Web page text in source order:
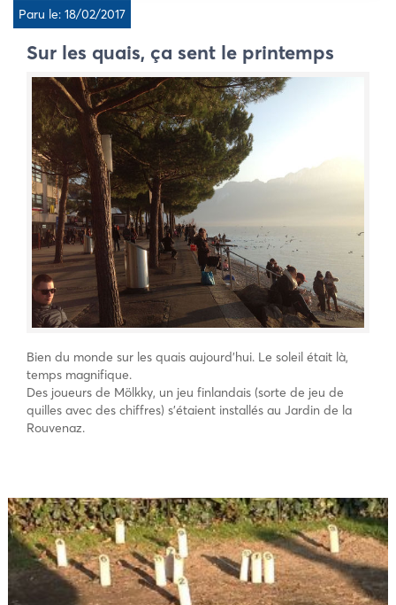
Paru le: 18/02/2017
Sur les quais, ça sent le printemps
Bien du monde sur les quais aujourd’hui. Le soleil était là,
temps magnifique.
Des joueurs de Mölkky, un jeu finlandais (sorte de jeu de
quilles avec des chiffres) s’étaient installés au Jardin de la
Rouvenaz.